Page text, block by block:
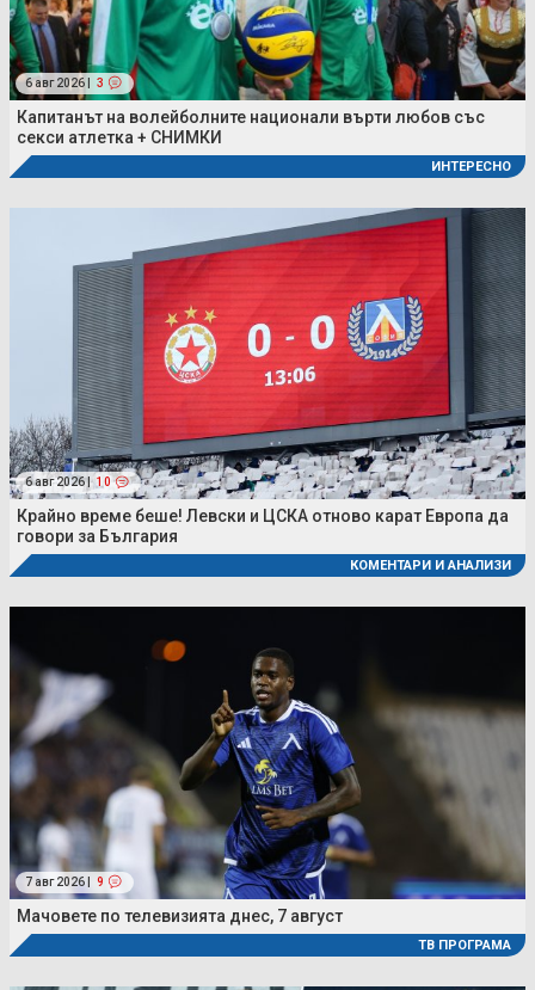
6 авг 2026 | 3
Капитанът на волейболните национали върти любов със
секси атлетка + СНИМКИ
ИНТЕРЕСНО
6 авг 2026 | 10
Крайно време беше! Левски и ЦСКА отново карат Европа да
говори за България
КОМЕНТАРИ И АНАЛИЗИ
7 авг 2026 | 9
Мачовете по телевизията днес, 7 август
ТВ ПРОГРАМА